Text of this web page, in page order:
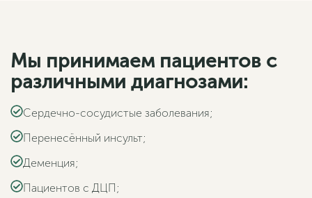
Мы принимаем пациентов с
различными диагнозами:
Сердечно-сосудистые заболевания;
Перенесённый инсульт;
Деменция;
Пациентов с ДЦП;